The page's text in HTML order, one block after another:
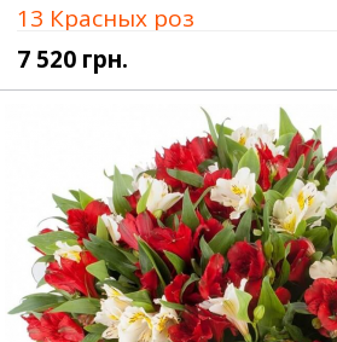
13 Красных роз
7 520 грн.